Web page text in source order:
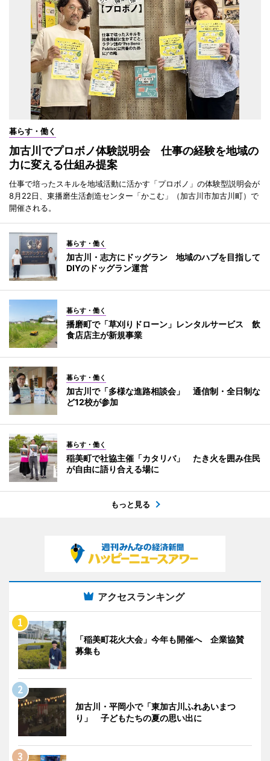
暮らす・働く
加古川でプロボノ体験説明会 仕事の経験を地域の
力に変える仕組み提案
仕事で培ったスキルを地域活動に活かす「プロボノ」の体験型説明会が
8月22日、東播磨生活創造センター「かこむ」（加古川市加古川町）で
開催される。
暮らす・働く
加古川・志方にドッグラン 地域のハブを目指して
DIYのドッグラン運営
暮らす・働く
播磨町で「草刈りドローン」レンタルサービス 飲
食店店主が新規事業
暮らす・働く
加古川で「多様な進路相談会」 通信制・全日制な
ど12校が参加
暮らす・働く
稲美町で社協主催「カタリバ」 たき火を囲み住民
が自由に語り合える場に
もっと見る
アクセスランキング
「稲美町花火大会」今年も開催へ 企業協賛
募集も
加古川・平岡小で「東加古川ふれあいまつ
り」 子どもたちの夏の思い出に